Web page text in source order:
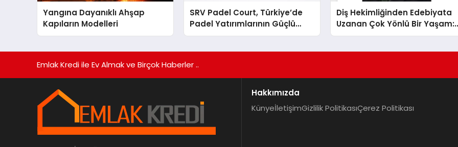
Yangına Dayanıklı Ahşap
Kapıların Modelleri
SRV Padel Court, Türkiye’de
Padel Yatırımlarının Güçlü
Markası Olmayı Sürdürüyor
Diş Hekimliğinden Edebiyata
Uzanan Çok Yönlü Bir Yaşam:
Yeşim Şahin Yaman
Emlak Kredi ile Ev Almak ve Birçok Haberler ..
Hakkımızda
KünyeİletişimGizlilik PolitikasıÇerez Politikası